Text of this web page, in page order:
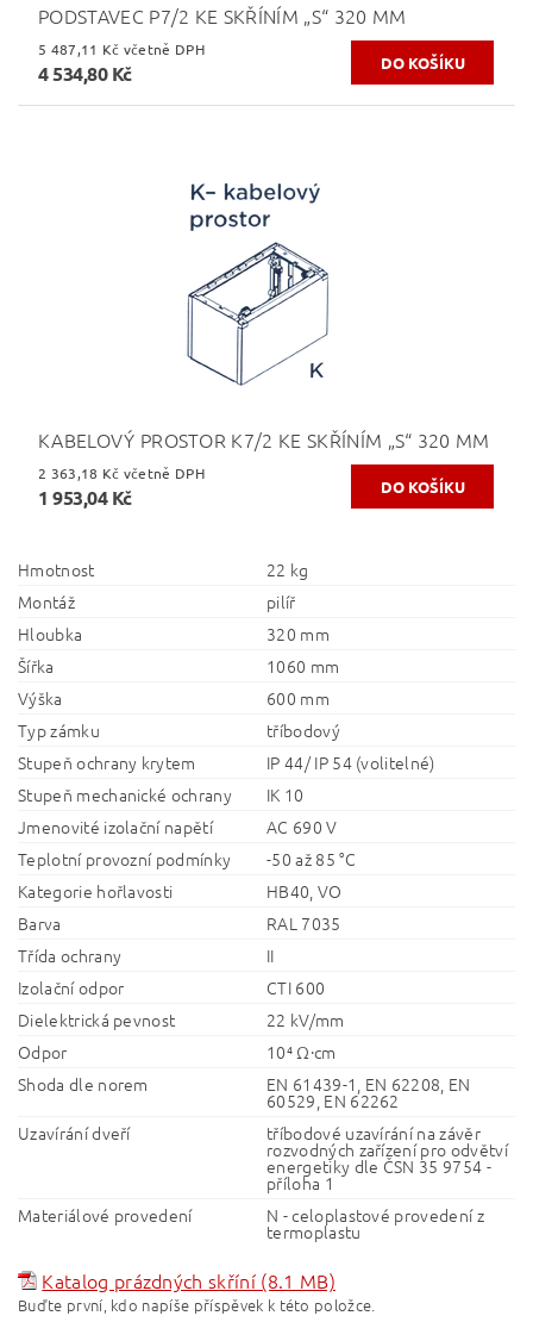
PODSTAVEC P7/2 KE SKŘÍNÍM „S“ 320 MM
5 487,11 Kč včetně DPH
4 534,80 Kč
KABELOVÝ PROSTOR K7/2 KE SKŘÍNÍM „S“ 320 MM
2 363,18 Kč včetně DPH
1 953,04 Kč
Hmotnost
22 kg
Montáž
pilíř
Hloubka
320 mm
Šířka
1060 mm
Výška
600 mm
Typ zámku
tříbodový
Stupeň ochrany krytem
IP 44/ IP 54 (volitelné)
Stupeň mechanické ochrany
IK 10
Jmenovité izolační napětí
AC 690 V
Teplotní provozní podmínky
-50 až 85 °C
Kategorie hořlavosti
HB40, VO
Barva
RAL 7035
Třída ochrany
II
Izolační odpor
CTI 600
Dielektrická pevnost
22 kV/mm
Odpor
10⁴ Ω·cm
Shoda dle norem
EN 61439-1, EN 62208, EN
60529, EN 62262
Uzavírání dveří
tříbodové uzavírání na závěr
rozvodných zařízení pro odvětví
energetiky dle ČSN 35 9754 -
příloha 1
Materiálové provedení
N - celoplastové provedení z
termoplastu
Katalog prázdných skříní (8.1 MB)
Buďte první, kdo napíše příspěvek k této položce.